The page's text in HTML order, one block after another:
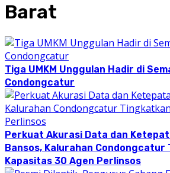
Barat
Tiga UMKM Unggulan Hadir di
Condongcatur
Perkuat Akurasi Data dan
Bansos, Kalurahan Condongcatur
Kapasitas 30 Agen Perlinsos